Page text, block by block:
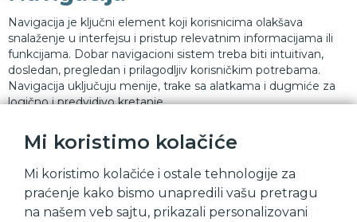
Mi koristimo kolačiće
Mi koristimo kolačiće i ostale tehnologije za
praćenje kako bismo unapredili vašu pretragu
na našem veb sajtu, prikazali personalizovani
Navigacija je ključni element koji korisnicima olakšava
snalaženje u interfejsu i pristup relevatnim informacijama ili
funkcijama. Dobar navigacioni sistem treba biti intuitivan,
dosledan, pregledan i prilagodljiv korisničkim potrebama.
Navigacija uključuju menije, trake sa alatkama i dugmiće za
logično i predvidivo kretanje
Home
Klikom na ikonicu sa leve strane prikazuje se početna
stranica.